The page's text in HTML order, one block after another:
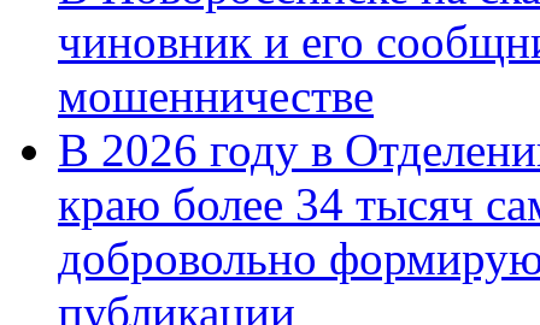
чиновник и его
мошенничестве
В 2026 году в
краю более 34 тысяч
добровольно
публикации